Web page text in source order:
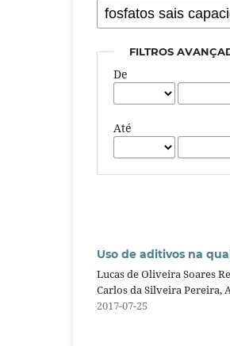
FILTROS
De
Até
Uso de aditivos na
Lucas de Oliveira Soares
Carlos da Silveira Pereira,
2017-07-25